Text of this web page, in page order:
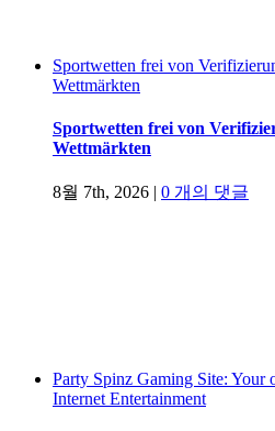
Sportwetten frei von
Wettmärkten
Sportwetten frei von
Wettmärkten
8월 7th, 2026 | 0 개의 댓글
Party Spinz Gaming Site: Your
Internet Entertainment